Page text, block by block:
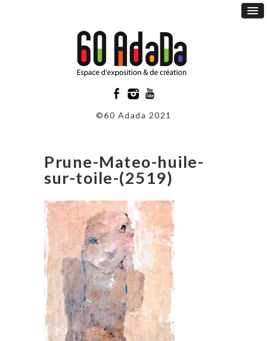
©60 Adada 2021
Prune-Mateo-huile-
sur-toile-(2519)